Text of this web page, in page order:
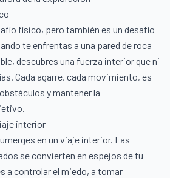
físico, pero también es un desafío
te enfrentas a una pared de roca
descubres una fuerza interior que ni
Cada agarre, cada movimiento, es
y mantener la
interior
en un viaje interior. Las
se convierten en espejos de tu
a controlar el miedo, a tomar